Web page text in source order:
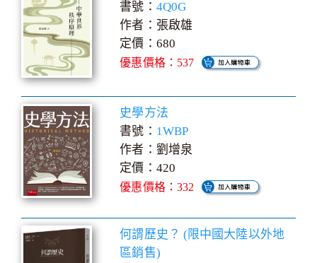
書號： 4Q0G
作者：張啟雄
定價：680
優惠價格：537
史學方法
書號： 1WBP
作者：劉增泉
定價：420
優惠價格：332
何謂歷史？ (限中國大陸以外地
區銷售)